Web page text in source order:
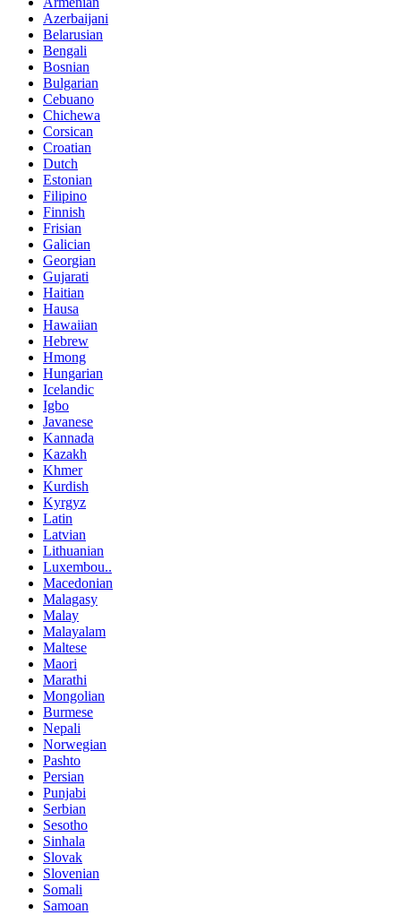
Azerbaijani
Belarusian
Bengali
Bosnian
Bulgarian
Cebuano
Chichewa
Corsican
Croatian
Dutch
Estonian
Filipino
Finnish
Frisian
Galician
Georgian
Gujarati
Haitian
Hausa
Hawaiian
Hebrew
Hmong
Hungarian
Icelandic
Igbo
Javanese
Kannada
Kazakh
Khmer
Kurdish
Kyrgyz
Latin
Latvian
Lithuanian
Luxembou..
Macedonian
Malagasy
Malay
Malayalam
Maltese
Maori
Marathi
Mongolian
Burmese
Nepali
Norwegian
Pashto
Persian
Punjabi
Serbian
Sesotho
Sinhala
Slovak
Slovenian
Somali
Samoan